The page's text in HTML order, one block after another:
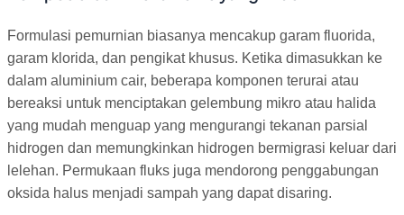
Formulasi pemurnian biasanya mencakup garam fluorida,
garam klorida, dan pengikat khusus. Ketika dimasukkan ke
dalam aluminium cair, beberapa komponen terurai atau
bereaksi untuk menciptakan gelembung mikro atau halida
yang mudah menguap yang mengurangi tekanan parsial
hidrogen dan memungkinkan hidrogen bermigrasi keluar dari
lelehan. Permukaan fluks juga mendorong penggabungan
oksida halus menjadi sampah yang dapat disaring.